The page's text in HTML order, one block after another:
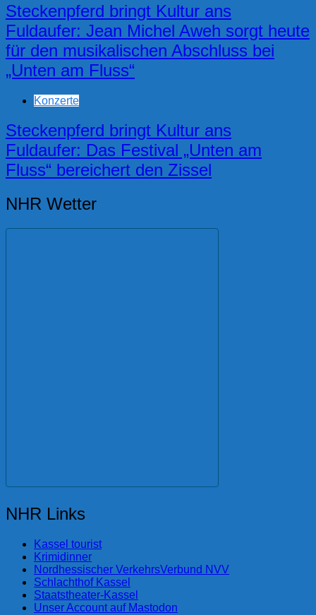
Steckenpferd bringt Kultur ans
Fuldaufer: Jean Michel Aweh sorgt heute
für den musikalischen Abschluss bei
„Unten am Fluss“
Konzerte
Steckenpferd bringt Kultur ans
Fuldaufer: Das Festival „Unten am
Fluss“ bereichert den Zissel
NHR Wetter
NHR Links
Kassel tourist
Krimidinner
Nordhessischer VerkehrsVerbund NVV
Schlachthof Kassel
Staatstheater-Kassel
Unser Account auf Mastodon